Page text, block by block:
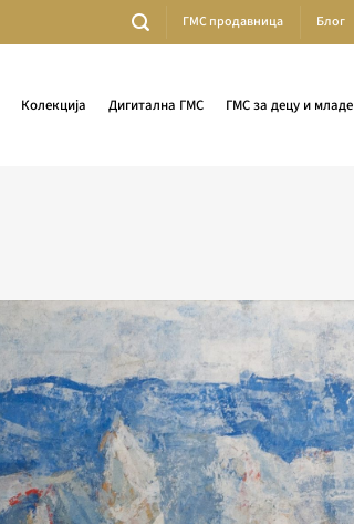
ГМС продавница Блог
Колекција Дигитална ГМС ГМС за децу и младе